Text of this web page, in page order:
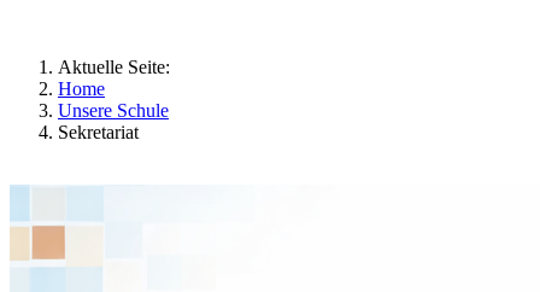
Aktuelle Seite:
Home
Unsere Schule
Sekretariat